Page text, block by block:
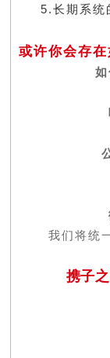
5.长期系统
或许你会存
我们将统
携子